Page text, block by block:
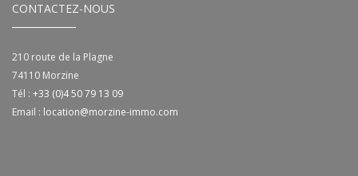
CONTACTEZ-NOUS
210 route de la Plagne
74110 Morzine
Tél : +33 (0)4 50 79 13 09
Email : location@morzine-immo.com